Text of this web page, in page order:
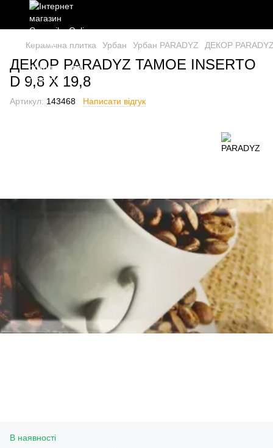
Керамічна плитка Урбан Урбан PARADYZ ДЕКОР
ДЕКОР PARADYZ TAMOE INSERTO
D 9,8 X 19,8
Артикул: 143468 Написати відгук
В наявності